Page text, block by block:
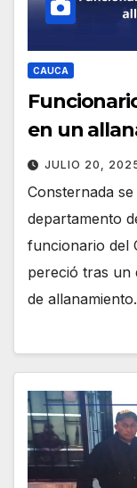
CAUCA
en un
JULIO 20,
Consternada
departamento
funcionario del
pereció tras un
de